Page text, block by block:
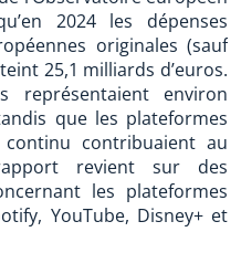
2024 les dépenses
originales (sauf
25,1 milliards d’euros.
représentaient environ
que les plateformes
contribuaient au
revient sur des
les plateformes
YouTube, Disney+ et